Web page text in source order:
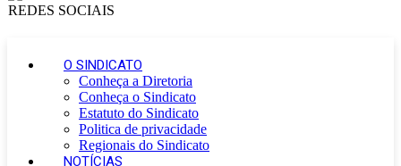
O SINDICATO
Conheça a Diretoria
Conheça o Sindicato
Estatuto do Sindicato
Politica de privacidade
Regionais do Sindicato
NOTÍCIAS